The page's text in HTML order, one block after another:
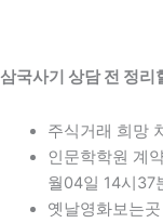
삼국사기 상담 전 정
주식거래 희망
인문학학원 계
월04일 14시37
옛날영화보는